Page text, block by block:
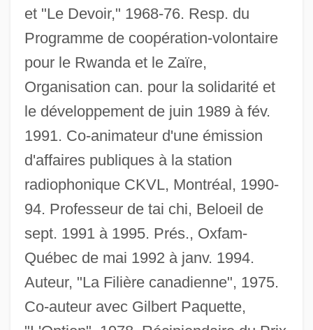
et "Le Devoir," 1968-76. Resp. du
Programme de coopération-volontaire
pour le Rwanda et le Zaïre,
Organisation can. pour la solidarité et
le développement de juin 1989 à fév.
1991. Co-animateur d'une émission
d'affaires publiques à la station
radiophonique CKVL, Montréal, 1990-
94. Professeur de tai chi, Beloeil de
sept. 1991 à 1995. Prés., Oxfam-
Québec de mai 1992 à janv. 1994.
Auteur, "La Filière canadienne", 1975.
Co-auteur avec Gilbert Paquette,
Charbonneau, Eileen